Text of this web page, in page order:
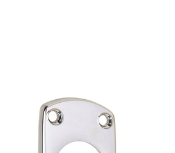
NØDBESLAG 179H-3P VENSTRE FKRM